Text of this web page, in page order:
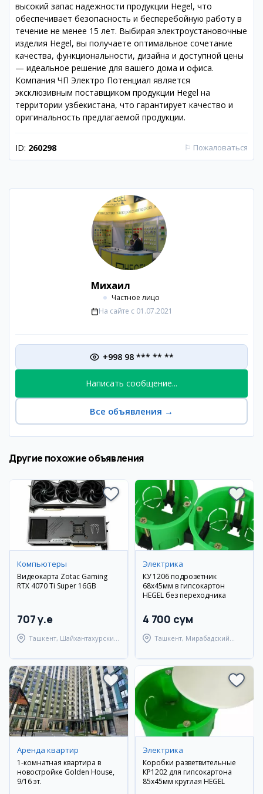
высокий запас надежности продукции Hegel, что
обеспечивает безопасность и бесперебойную работу в
течение не менее 15 лет. Выбирая электроустановочные
изделия Hegel, вы получаете оптимальное сочетание
качества, функциональности, дизайна и доступной цены
— идеальное решение для вашего дома и офиса.
Компания ЧП Электро Потенциал является
эксклюзивным поставщиком продукции Hegel на
территории узбекистана, что гарантирует качество и
оригинальность предлагаемой продукции.
ID: 260298 ⚐ Пожаловаться
Михаил
Частное лицо
На сайте с 01.07.2021
+998 98 *** ** **
Написать сообщение...
Все объявления →
Другие похожие объявления
Компьютеры
Видеокарта Zotac Gaming
RTX 4070 Ti Super 16GB
707 y.e
Ташкент, Шайхантахурский
Электрика
КУ 1206 подрозетник
68х45мм в гипсокартон
HEGEL без переходника
4 700 сум
Ташкент, Мирабадский
Аренда квартир
1-комнатная квартира в
новостройке Golden House,
9/16 эт.
Электрика
Коробки разветвительные
КР1202 для гипсокартона
85х45мм круглая HEGEL